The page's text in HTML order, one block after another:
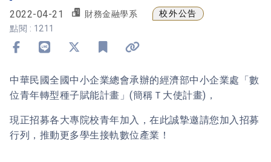
2022-04-21 財務金融學系
校外公告
點閱 : 1211
中華民國全國中小企業總會承辦的經濟部中小企業處「數
位青年轉型種子賦能計畫」(簡稱Ｔ大使計畫)，
現正招募各大專院校青年加入，在此誠摯邀請您加入招募
行列，推動更多學生接軌數位產業！